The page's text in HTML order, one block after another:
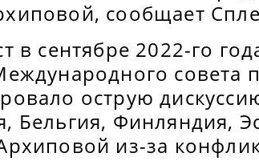
сообщает
в сентябре 2022-го
совета
острую
Бельгия, Финляндия,
из-за